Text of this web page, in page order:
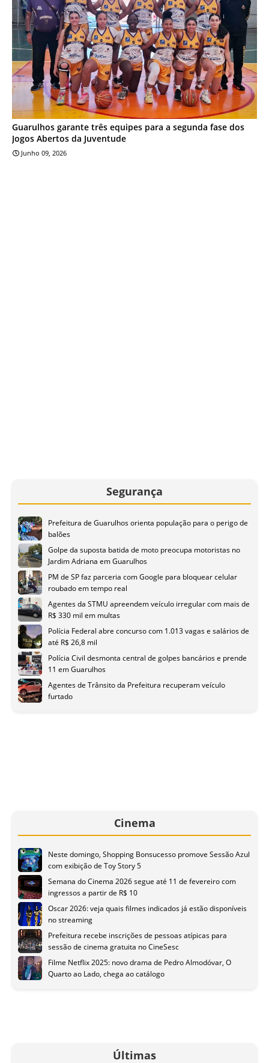
Guarulhos garante três equipes para a segunda fase dos
Jogos Abertos da Juventude
Junho 09, 2026
Segurança
Prefeitura de Guarulhos orienta população para o perigo de
balões
Golpe da suposta batida de moto preocupa motoristas no
Jardim Adriana em Guarulhos
PM de SP faz parceria com Google para bloquear celular
roubado em tempo real
Agentes da STMU apreendem veículo irregular com mais de
R$ 330 mil em multas
Polícia Federal abre concurso com 1.013 vagas e salários de
até R$ 26,8 mil
Polícia Civil desmonta central de golpes bancários e prende
11 em Guarulhos
Agentes de Trânsito da Prefeitura recuperam veículo
furtado
Cinema
Neste domingo, Shopping Bonsucesso promove Sessão Azul
com exibição de Toy Story 5
Semana do Cinema 2026 segue até 11 de fevereiro com
ingressos a partir de R$ 10
Oscar 2026: veja quais filmes indicados já estão disponíveis
no streaming
Prefeitura recebe inscrições de pessoas atípicas para
sessão de cinema gratuita no CineSesc
Filme Netflix 2025: novo drama de Pedro Almodóvar, O
Quarto ao Lado, chega ao catálogo
Últimas